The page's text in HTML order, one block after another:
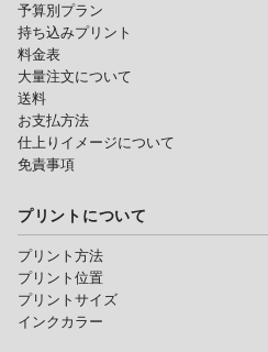
予算別プラン
持ち込みプリント
料金表
大量注文について
送料
お支払方法
仕上りイメージについて
免責事項
プリントについて
プリント方法
プリント位置
プリントサイズ
インクカラー